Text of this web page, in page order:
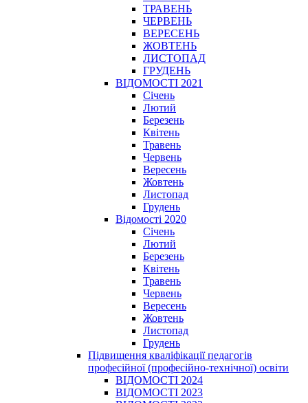
ТРАВЕНЬ
ЧЕРВЕНЬ
ВЕРЕСЕНЬ
ЖОВТЕНЬ
ЛИСТОПАД
ГРУДЕНЬ
ВІДОМОСТІ 2021
Січень
Лютий
Березень
Квітень
Травень
Червень
Вересень
Жовтень
Листопад
Грудень
Відомості 2020
Січень
Лютий
Березень
Квітень
Травень
Червень
Вересень
Жовтень
Листопад
Грудень
Підвищення кваліфікації педагогів
професійної (професійно-технічної) освіти
ВІДОМОСТІ 2024
ВІДОМОСТІ 2023